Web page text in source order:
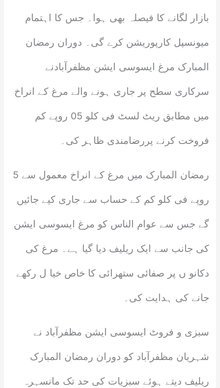
بازار لگانے کا فیصلہ بھی ہوا۔ جس کا اہتمام
میونسپل کارپوریشن کرے گی۔ دوران رمضان
المبارک مرغ ایسوسی ایشن مظفرآبادنے
سرکاری سطح پر جاری ہونے والے مرغ کے انراخ
میں مطابق ریٹ لسٹ فی کلو 05 روپے کم
فروخت کرنے پررضامندی ظاہر کی۔
رمضان المبارک میں مرغ کے انراخ معمول سے 5
روپے فی کلو کم کے حساب سے جاری کیے جائیں
گے جس سے عوام الناس کو مرغ ایسوسی ایشن
کی جانب سے ایک ریلیف دیا گیا ہے۔ مرغ کی
دکانو ں پر صفائی ستھرائی کا خاص خیا ل رکھے
جانے کی ہدایت کی۔
سبزی و فروٹ ایسوسی ایشن مظفرآباد نے
شہریان مظفرآباد کو دوران رمضان المبارک
ریلیف دیتے ہوئے سبزیات کی حد تک مانسہرہ